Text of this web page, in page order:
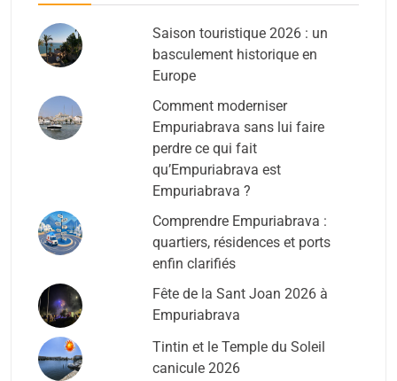
Saison touristique 2026 : un
basculement historique en
Europe
Comment moderniser
Empuriabrava sans lui faire
perdre ce qui fait
qu’Empuriabrava est
Empuriabrava ?
Comprendre Empuriabrava :
quartiers, résidences et ports
enfin clarifiés
Fête de la Sant Joan 2026 à
Empuriabrava
Tintin et le Temple du Soleil
canicule 2026